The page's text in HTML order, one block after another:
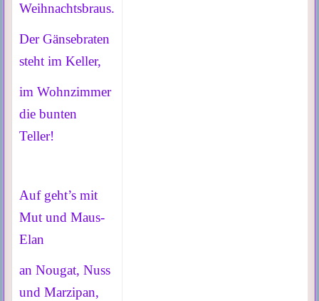
Weihnachtsbraus.
Der Gänsebraten
steht im Keller,
im Wohnzimmer
die bunten
Teller!
Auf geht’s mit
Mut und Maus-
Elan
an Nougat, Nuss
und Marzipan,